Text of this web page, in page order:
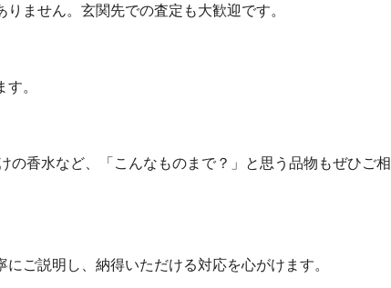
ません。玄関先での査定も大歓迎です。
。
の香水など、「こんなものまで？」と思う品物もぜひご相
ご説明し、納得いただける対応を心がけます。